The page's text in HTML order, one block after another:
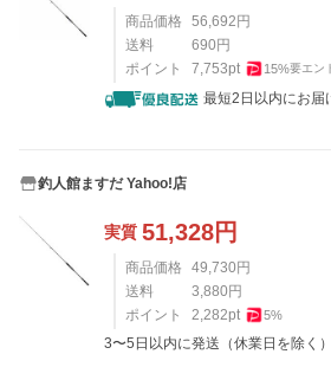
商品価格 56,692 円
送料
690 円
ポイント
7,753pt 15%要エン
最短2日以内にお届
釣人館ますだ Yahoo!店
実質 51,328円
商品価格 49,730 円
送料
3,880 円
ポイント
2,282pt 5%
3〜5日以内に発送（休業日を除く）